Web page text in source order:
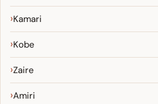
Kamari
Kobe
Zaire
Amiri